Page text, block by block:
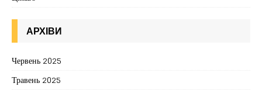
АРХІВИ
Червень 2025
Травень 2025